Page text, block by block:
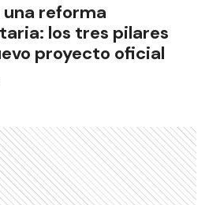
una reforma
los tres pilares
proyecto oficial